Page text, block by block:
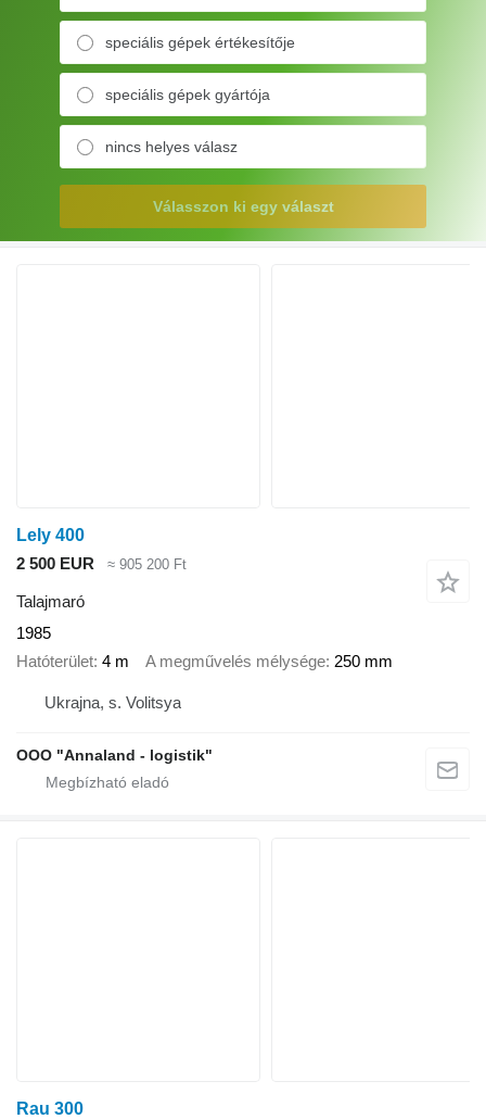
speciális gépek értékesítője
speciális gépek gyártója
nincs helyes válasz
Válasszon ki egy választ
Lely 400
2 500 EUR
≈ 905 200 Ft
Talajmaró
1985
Hatóterület 4 m A megművelés mélysége 250 mm
Ukrajna, s. Volitsya
OOO "Annaland - logistik"
Rau 300